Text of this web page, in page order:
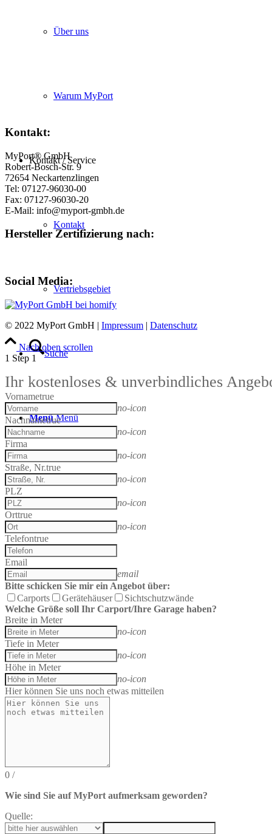
Über uns
Warum MyPort
Kontakt / Service
Kontakt
Vertriebsgebiet
Suche
Menü Menü
Kontakt:
MyPort® GmbH
Robert-Bosch-Str. 9
72654 Neckartenzlingen
Tel: 07127-96030-00
Fax: 07127-96030-20
E-Mail: info@myport-gmbh.de
Hersteller Zertifizierung nach:
Social Media:
© 2022 MyPort GmbH | Impressum | Datenschutz
Nach oben scrollen
1 Step 1
Ihr kostenloses & unverbindliches
Vornametrue
no-icon
Nachnametrue
no-icon
Firma
no-icon
Straße, Nr.true
no-icon
PLZ
no-icon
Orttrue
no-icon
Telefontrue
Email
email
Bitte schicken Sie mir ein Angebot über:
Carports
Gerätehäuser
Sichtschutzwände
Welche Größe soll Ihr Carport/Ihre Garage haben?
Breite in Meter
no-icon
Tiefe in Meter
no-icon
Höhe in Meter
no-icon
Hier können Sie uns noch etwas mitteilen
0 /
Wie sind Sie auf MyPort aufmerksam geworden?
Quelle: